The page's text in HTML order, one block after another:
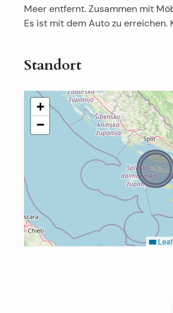
Meer entfernt. Zusammen mit
Es ist mit dem Auto zu erreichen.
Standort
+
−